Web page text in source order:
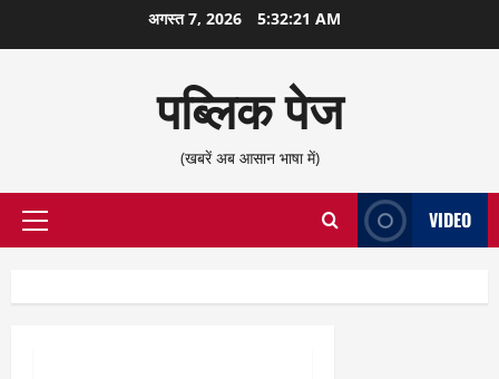
सामग्री
अगस्त 7, 2026 5:32:22 AM
पब्लिक पेज
(खबरें अब आसान भाषा में)
प्राथमिक
VIDEO